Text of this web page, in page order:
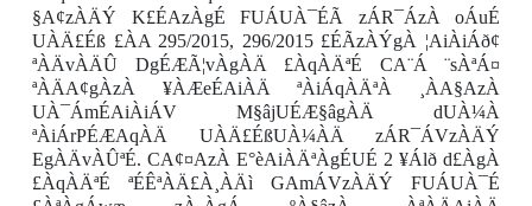
§A¢zÀÄÝ K£ÉAzÀgÉ FUÁUÀ¯ÉÃ zÁR¯ÁzÀ oÁuÉ
UÀÄ£Éß £ÀA 295/2015, 296/2015 £ÉÃzÀÝgÀ ¦AiÀiÁð¢
ªÀÄvÀÄÛ DgÉÆÃ¦vÀgÀÄ £ÀqÀÄªÉ CA¨Á ¨sÀªÁ¤
ªÀÄA¢gÀzÀ ¥ÀÆeÉAiÀÄ ªÀiÁqÀÄªÀ ¸ÀA§AzÀ
UÀ¯ÁmÉAiÀiÁV M§âjUÉÆ§âgÀÄ dUÀ¼À
ªÀiÁrPÉÆAqÀÄ UÀÄ£ÉßUÀ¼ÀÄ zÁR¯ÁVzÀÄÝ
EgÀÄvÀÛªÉ. CA¢¤AzÀ E°èAiÀÄªÀgÉUÉ 2 ¥Álð d£ÀgÀ
£ÀqÀÄªÉ ªÉÊªÀÄ£À¸ÀÄì GAmÁVzÀÄÝ FUÁUÀ¯É